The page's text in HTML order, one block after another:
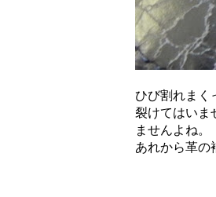
ひび割れまく
裂けてはいま
ませんよね。
あれから革の